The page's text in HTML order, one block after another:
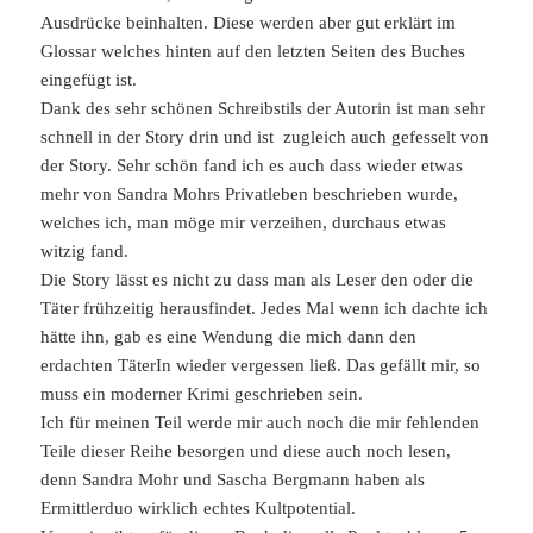
Ausdrücke beinhalten. Diese werden aber gut erklärt im
Glossar welches hinten auf den letzten Seiten des Buches
eingefügt ist.
Dank des sehr schönen Schreibstils der Autorin ist man sehr
schnell in der Story drin und ist zugleich auch gefesselt von
der Story. Sehr schön fand ich es auch dass wieder etwas
mehr von Sandra Mohrs Privatleben beschrieben wurde,
welches ich, man möge mir verzeihen, durchaus etwas
witzig fand.
Die Story lässt es nicht zu dass man als Leser den oder die
Täter frühzeitig herausfindet. Jedes Mal wenn ich dachte ich
hätte ihn, gab es eine Wendung die mich dann den
erdachten TäterIn wieder vergessen ließ. Das gefällt mir, so
muss ein moderner Krimi geschrieben sein.
Ich für meinen Teil werde mir auch noch die mir fehlenden
Teile dieser Reihe besorgen und diese auch noch lesen,
denn Sandra Mohr und Sascha Bergmann haben als
Ermittlerduo wirklich echtes Kultpotential.